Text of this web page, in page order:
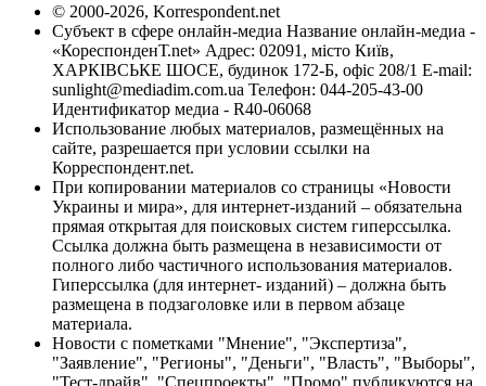
© 2000-2026, Korrespondent.net
Субъект в сфере онлайн-медиа Название онлайн-медиа -
«КореспонденТ.net» Адрес: 02091, місто Київ,
ХАРКІВСЬКЕ ШОСЕ, будинок 172-Б, офіс 208/1 E-mail:
sunlight@mediadim.com.ua Телефон: 044-205-43-00
Идентификатор медиа - R40-06068
Использование любых материалов, размещённых на
сайте, разрешается при условии ссылки на
Корреспондент.net.
При копировании материалов со страницы «Новости
Украины и мира», для интернет-изданий – обязательна
прямая открытая для поисковых систем гиперссылка.
Ссылка должна быть размещена в независимости от
полного либо частичного использования материалов.
Гиперссылка (для интернет- изданий) – должна быть
размещена в подзаголовке или в первом абзаце
материала.
Новости с пометками "Мнение", "Экспертиза",
"Заявление", "Регионы", "Деньги", "Власть", "Выборы",
"Тест-драйв", "Спецпроекты", "Промо" публикуются на